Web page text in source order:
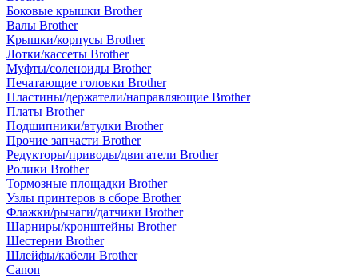
Боковые крышки Brother
Валы Brother
Крышки/корпусы Brother
Лотки/кассеты Brother
Муфты/соленоиды Brother
Печатающие головки Brother
Пластины/держатели/направляющие Brother
Платы Brother
Подшипники/втулки Brother
Прочие запчасти Brother
Редукторы/приводы/двигатели Brother
Ролики Brother
Тормозные площадки Brother
Узлы принтеров в сборе Brother
Флажки/рычаги/датчики Brother
Шарниры/кронштейны Brother
Шестерни Brother
Шлейфы/кабели Brother
Canon